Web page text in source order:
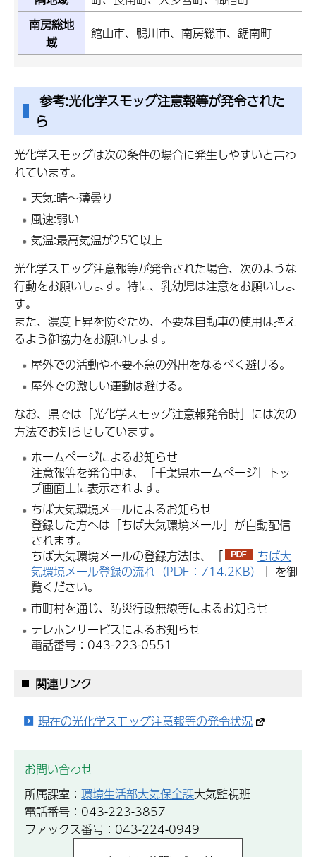
南房総地
域
館山市、鴨川市、南房総市、鋸南町
参考:光化学スモッグ注意報等が発令された
ら
光化学スモッグは次の条件の場合に発生しやすいと言わ
れています。
天気:晴～薄曇り
風速:弱い
気温:最高気温が25℃以上
光化学スモッグ注意報等が発令された場合、次のような
行動をお願いします。特に、乳幼児は注意をお願いしま
す。
また、濃度上昇を防ぐため、不要な自動車の使用は控え
るよう御協力をお願いします。
屋外での活動や不要不急の外出をなるべく避ける。
屋外での激しい運動は避ける。
なお、県では「光化学スモッグ注意報発令時」には次の
方法でお知らせしています。
ホームページによるお知らせ
注意報等を発令中は、「千葉県ホームページ」トッ
プ画面上に表示されます。
ちば大気環境メールによるお知らせ
登録した方へは「ちば大気環境メール」が自動配信
されます。
ちば大気環境メールの登録方法は、「
ちば大
気環境メール登録の流れ（PDF：714.2KB）
」を御
覧ください。
市町村を通じ、防災行政無線等によるお知らせ
テレホンサービスによるお知らせ
電話番号：043-223-0551
関連リンク
現在の光化学スモッグ注意報等の発令状況
お問い合わせ
所属課室： 環境生活部大気保全課大気監視班
電話番号：043-223-3857
ファックス番号：043-224-0949